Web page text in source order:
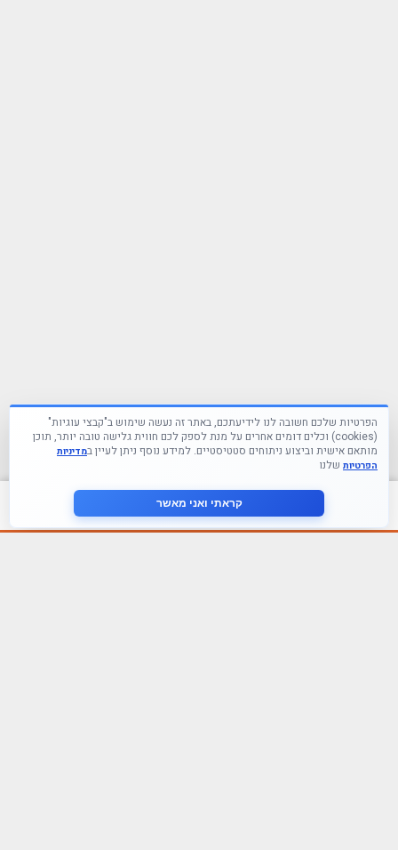
צור קשר
הפרטיות שלכם חשובה לנו לידיעתכם, באתר זה נעשה שימוש ב"קבצי עוגיות"
(cookies) וכלים דומים אחרים על מנת לספק לכם חווית גלישה טובה יותר, תוכן
מותאם אישית וביצוע ניתוחים סטטיסטיים. למידע נוסף ניתן לעיין במדיניות
הפרטיות שלנו
קראתי ואני מאשר